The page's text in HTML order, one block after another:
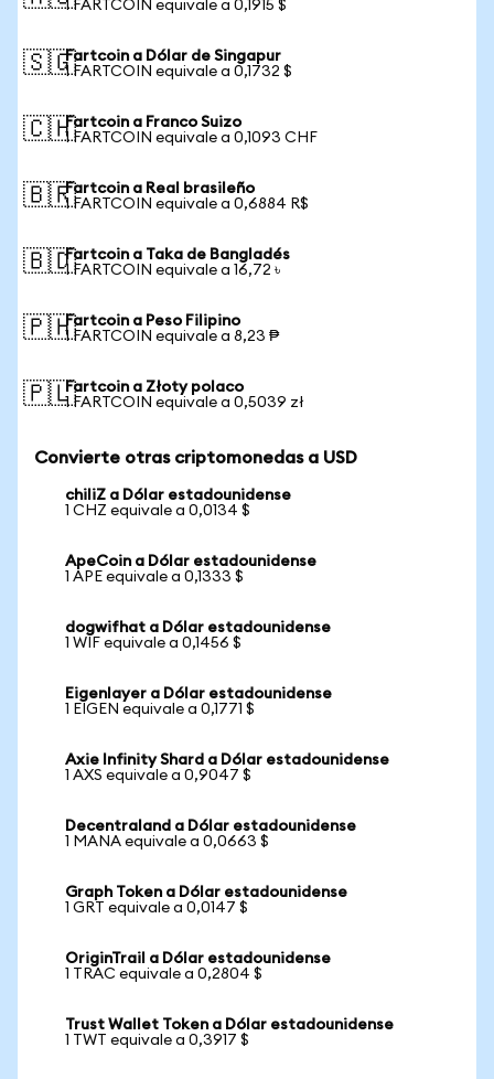
1 FARTCOIN equivale a 0,1915 $
🇸🇬Fartcoin a Dólar de Singapur
1 FARTCOIN equivale a 0,1732 $
🇨🇭Fartcoin a Franco Suizo
1 FARTCOIN equivale a 0,1093 CHF
🇧🇷Fartcoin a Real brasileño
1 FARTCOIN equivale a 0,6884 R$
🇧🇩Fartcoin a Taka de Bangladés
1 FARTCOIN equivale a 16,72 ৳
🇵🇭Fartcoin a Peso Filipino
1 FARTCOIN equivale a 8,23 ₱
🇵🇱Fartcoin a Złoty polaco
1 FARTCOIN equivale a 0,5039 zł
Convierte otras criptomonedas a USD
chiliZ a Dólar estadounidense
1 CHZ equivale a 0,0134 $
ApeCoin a Dólar estadounidense
1 APE equivale a 0,1333 $
dogwifhat a Dólar estadounidense
1 WIF equivale a 0,1456 $
Eigenlayer a Dólar estadounidense
1 EIGEN equivale a 0,1771 $
Axie Infinity Shard a Dólar estadounidense
1 AXS equivale a 0,9047 $
Decentraland a Dólar estadounidense
1 MANA equivale a 0,0663 $
Graph Token a Dólar estadounidense
1 GRT equivale a 0,0147 $
OriginTrail a Dólar estadounidense
1 TRAC equivale a 0,2804 $
Trust Wallet Token a Dólar estadounidense
1 TWT equivale a 0,3917 $